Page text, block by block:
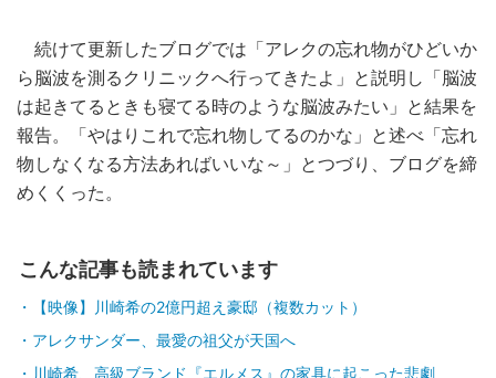
続けて更新したブログでは「アレクの忘れ物がひどいか
ら脳波を測るクリニックへ行ってきたよ」と説明し「脳波
は起きてるときも寝てる時のような脳波みたい」と結果を
報告。「やはりこれで忘れ物してるのかな」と述べ「忘れ
物しなくなる方法あればいいな～」とつづり、ブログを締
めくくった。
こんな記事も読まれています
【映像】川崎希の2億円超え豪邸（複数カット）
アレクサンダー、最愛の祖父が天国へ
川崎希、高級ブランド『エルメス』の家具に起こった悲劇